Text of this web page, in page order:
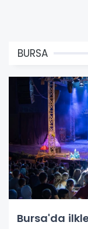
BURSA
Bursa'da